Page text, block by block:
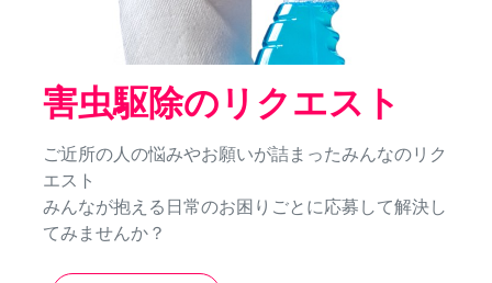
害虫駆除のリクエスト
ご近所の人の悩みやお願いが詰まったみんなのリク
エスト
みんなが抱える日常のお困りごとに応募して解決し
てみませんか？